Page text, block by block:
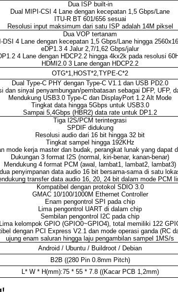
Dua ISP built-in
Dual MIPI-CSI 4 Lane dengan kecepatan 1,5 Gbps/Lane
ITU-R BT 601/656 sesuai
Resolusi input maksimum dari satu ISP adalah 14M piksel
Dua VOP tertanam
DSI 4 Lane dengan kecepatan 1,5 Gbps/Lane hingga
eDP1.3 4 Jalur 2,7/1,62 Gbps/jalur
4 Lane dengan HDCP2.2 hingga 4kx2k pada resolusi
HDMI2.0 3 Lane dengan HDCP2.2
OTG*1,HOST*2,TYPE-C*2
Dual Type-C PHY dengan Type-C V1.1 dan USB PD2.0
dan sinyal penyambungan/pembatasan sebagai DFP, UFP,
Mendukung USB3.0 Type-C dan DisplayPort 1.2 Alt Mode
Tingkat data hingga 5Gbps untuk USB3.0
Sampai 5,4Gbps (HBR2) data rate untuk DP1.2
Tiga I2S/PCM terintegrasi
SPDIF didukung
Resolusi audio dari 16 bit hingga 32 bit
Tingkat sampel hingga 192KHz
mode kerja master dan budak, perangkat lunak yang dapat
Dukungan 3 format I2S (normal, kiri-benar, kanan-benar)
Mendukung 4 format PCM (awal, lambat1, lambat2, lambat3)
penyimpanan data audio 16 bit bersama-sama di satu
transfer data audio 16, 20, 24 bit dalam mode PCM
Kompatibel dengan protokol SDIO 3.0
GMAC 10/100/1000M Ethernet Controller
Enam pengontrol SPI pada chip
Lima pengontrol UART di dalam chip
Sembilan pengontrol I2C pada chip
Lima kelompok GPIO (GPIO0~GPIO4), total memiliki 122
dengan PCI Express V2.1 dan mode operasi ganda (RC
ujung enam saluran hingga laju pengambilan sampel 1MS/s
Android / Ubuntu / Buildroot / Debian
B2B ((280 Pin 0.8mm Pitch)
L* W * H(mm):75 * 55 * 7.8 ((Kacar PCB 1,2mm)